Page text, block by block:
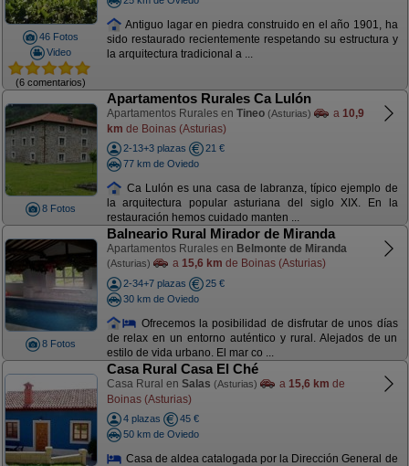
46 Fotos
Video
(6 comentarios)
Antiguo lagar en piedra construido en el año 1901, ha
sido restaurado recientemente respetando su estructura y
la arquitectura tradicional a ...
8 Fotos
Apartamentos Rurales Ca Lulón
Apartamentos Rurales en Tineo (Asturias) a 10,9
km de Boinas (Asturias)
2-13+3 plazas
21 €
77 km de Oviedo
Ca Lulón es una casa de labranza, típico ejemplo de
la arquitectura popular asturiana del siglo XIX. En la
restauración hemos cuidado manten ...
8 Fotos
Balneario Rural Mirador de Miranda
Apartamentos Rurales en Belmonte de Miranda
(Asturias) a 15,6 km de Boinas (Asturias)
2-34+7 plazas
25 €
30 km de Oviedo
Ofrecemos la posibilidad de disfrutar de unos días
de relax en un entorno auténtico y rural. Alejados de un
estilo de vida urbano. El mar co ...
Casa Rural Casa El Ché
Casa Rural en Salas (Asturias) a 15,6 km de
Boinas (Asturias)
4 plazas
45 €
50 km de Oviedo
Casa de aldea catalogada por la Dirección General de